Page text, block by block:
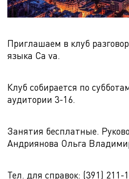
Приглашаем в клуб
языка Ca va.
Клуб собирается по
аудитории 3-16.
Занятия бесплатные.
Андриянова Ольга
Тел. для справок: (391) 211-